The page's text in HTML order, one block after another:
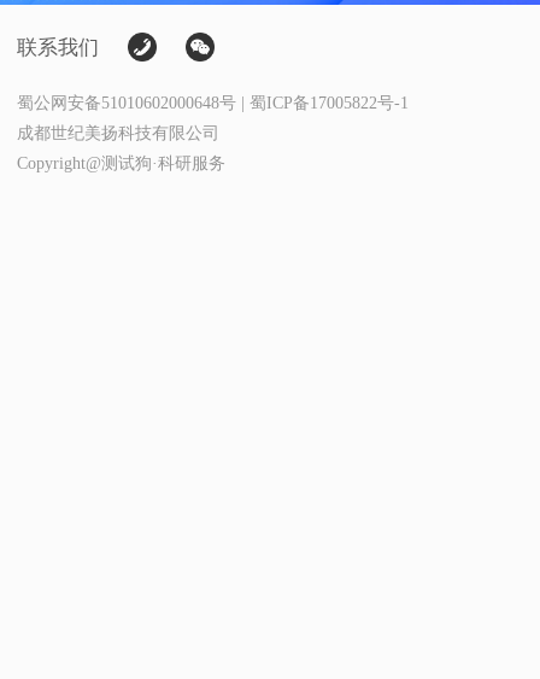
联系我们
蜀公网安备51010602000648号 | 蜀ICP备17005822号-1
成都世纪美扬科技有限公司
Copyright@测试狗·科研服务